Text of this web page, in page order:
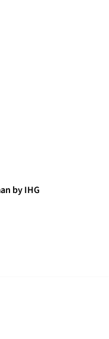
by IHG